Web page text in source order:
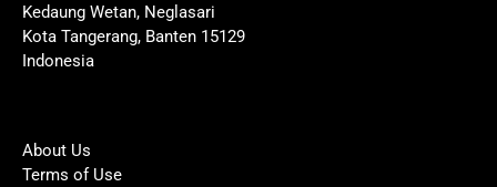
Kedaung Wetan, Neglasari
Kota Tangerang, Banten 15129
Indonesia
About Us
Terms of Use